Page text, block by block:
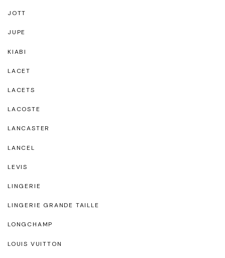
JOTT
JUPE
KIABI
LACET
LACETS
LACOSTE
LANCASTER
LANCEL
LEVIS
LINGERIE
LINGERIE GRANDE TAILLE
LONGCHAMP
LOUIS VUITTON